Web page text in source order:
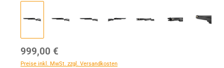
Regulärer Preis:
999,00 €
Preise inkl. MwSt. zzgl. Versandkosten